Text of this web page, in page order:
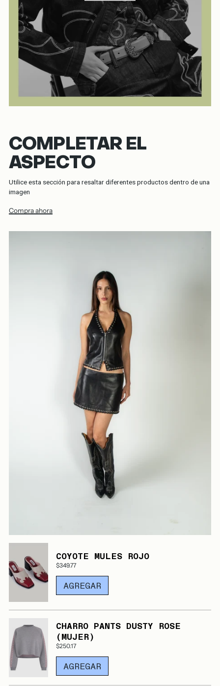
COMPLETAR EL
ASPECTO
Utilice esta sección para resaltar diferentes productos dentro de una
imagen
Compra ahora
COYOTE MULES ROJO
$349.77
AGREGAR
CHARRO PANTS DUSTY ROSE
(MUJER)
$250.17
AGREGAR